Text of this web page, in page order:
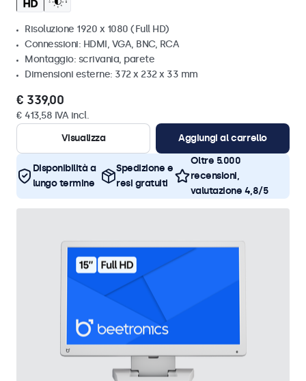
Risoluzione 1920 x 1080 (Full HD)
Connessioni: HDMI, VGA, BNC, RCA
Montaggio: scrivania, parete
Dimensioni esterne: 372 x 232 x 33 mm
€ 339,00
€ 413,58 IVA incl.
Visualizza
Aggiungi al carrello
Disponibilità a
lungo termine
Spedizione e
resi gratuiti
Oltre 5.000
recensioni,
valutazione 4,8/5